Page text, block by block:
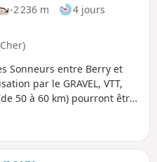
-2 236 m
4 jours
Sonneurs entre Berry et
par le GRAVEL, VTT,
50 à 60 km) pourront être
départ peut se faire de
pour les équestre prévoir